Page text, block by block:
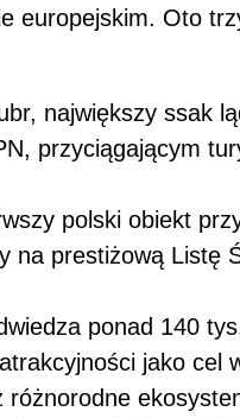
europejskim. Oto
największy ssak
przyciągającym
polski obiekt
na prestiżową Listę
ponad 140
jako cel